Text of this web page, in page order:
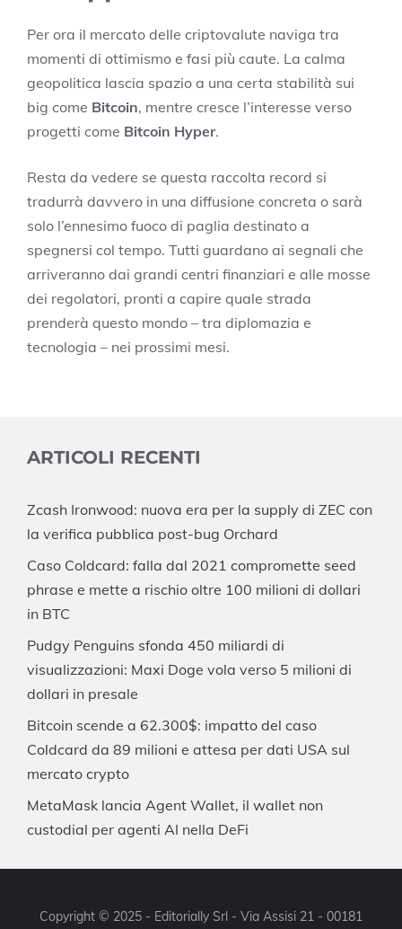
Per ora il mercato delle criptovalute naviga tra
momenti di ottimismo e fasi più caute. La calma
geopolitica lascia spazio a una certa stabilità sui
big come Bitcoin, mentre cresce l’interesse verso
progetti come Bitcoin Hyper.
Resta da vedere se questa raccolta record si
tradurrà davvero in una diffusione concreta o sarà
solo l’ennesimo fuoco di paglia destinato a
spegnersi col tempo. Tutti guardano ai segnali che
arriveranno dai grandi centri finanziari e alle mosse
dei regolatori, pronti a capire quale strada
prenderà questo mondo – tra diplomazia e
tecnologia – nei prossimi mesi.
ARTICOLI RECENTI
Zcash Ironwood: nuova era per la supply di ZEC con
la verifica pubblica post-bug Orchard
Caso Coldcard: falla dal 2021 compromette seed
phrase e mette a rischio oltre 100 milioni di dollari
in BTC
Pudgy Penguins sfonda 450 miliardi di
visualizzazioni: Maxi Doge vola verso 5 milioni di
dollari in presale
Bitcoin scende a 62.300$: impatto del caso
Coldcard da 89 milioni e attesa per dati USA sul
mercato crypto
MetaMask lancia Agent Wallet, il wallet non
custodial per agenti AI nella DeFi
Copyright © 2025 - Editorially Srl - Via Assisi 21 - 00181